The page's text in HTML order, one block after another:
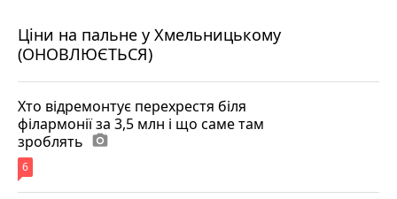
Ціни на пальне у Хмельницькому
(ОНОВЛЮЄТЬСЯ)
Хто відремонтує перехрестя біля
філармонії за 3,5 млн і що саме там
зроблять photo_camera
6